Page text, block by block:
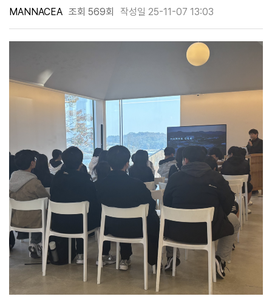
MANNACEA 조회 569회 작성일 25-11-07 13:03